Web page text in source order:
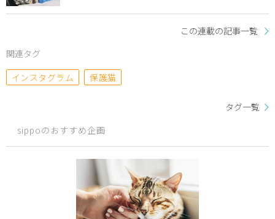
この連載の記事一覧
関連タグ
インスタグラム
保護猫
タグ一覧
sippoのおすすめ企画